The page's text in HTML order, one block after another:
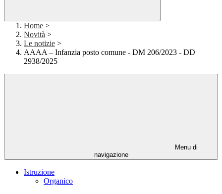
Home >
Novità >
Le notizie >
AAAA – Infanzia posto comune - DM 206/2023 - DD
2938/2025
Menu di
navigazione
Istruzione
Organico